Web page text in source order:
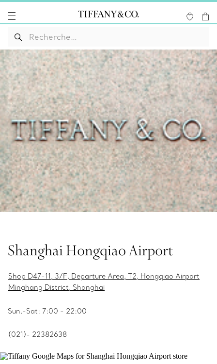
Shanghai Hongqiao Airport
Shop D47-11, 3/F, Departure Area, T2, Hongqiao Airport
Minghang District, Shanghai
Sun.-Sat: 7:00 - 22:00
(021)- 22382638